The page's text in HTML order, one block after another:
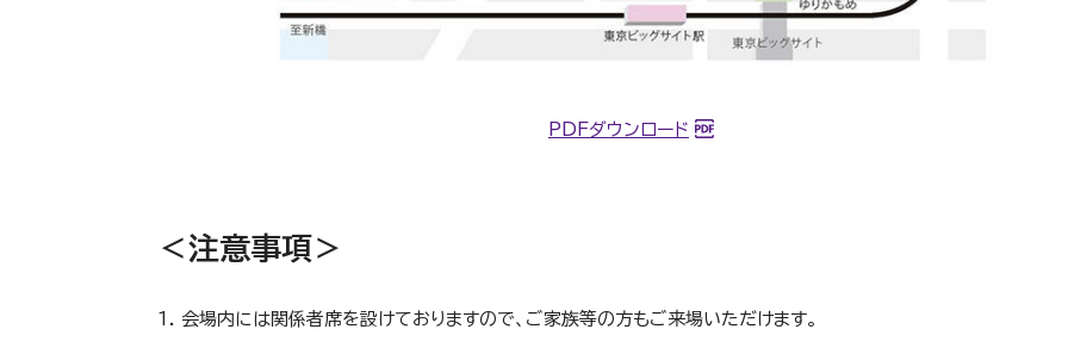
PDFダウンロード
＜注意事項＞
会場内には関係者席を設けておりますので、ご家族等の方もご来場いただけます。